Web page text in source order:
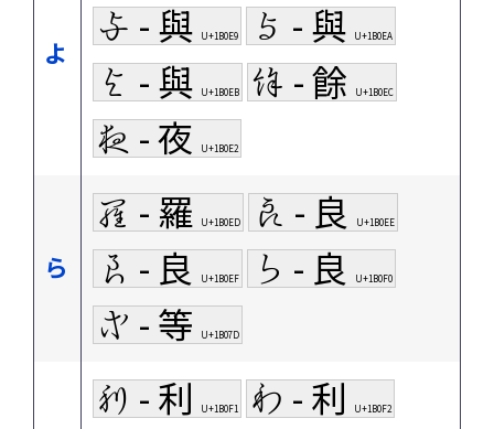
よ
𛃩 - 與 U+1B0E9 𛃪 - 與 U+1B0EA
𛃫 - 與 U+1B0EB 𛃬 - 餘 U+1B0EC
𛃢 - 夜 U+1B0E2
ら
𛃭 - 羅 U+1B0ED 𛃮 - 良 U+1B0EE
𛃯 - 良 U+1B0EF 𛃰 - 良 U+1B0F0
𛁽 - 等 U+1B07D
𛃱 - 利 U+1B0F1 𛃲 - 利 U+1B0F2